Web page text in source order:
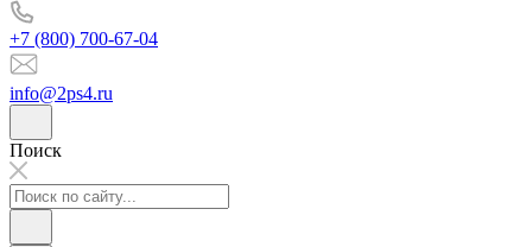
+7 (800) 700-67-04
info@2ps4.ru
Поиск